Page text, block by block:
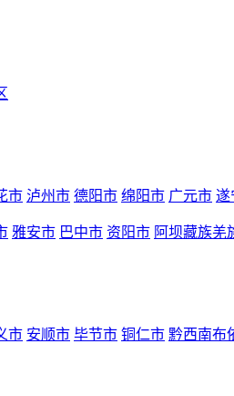
市 泸州市 德阳市 绵阳市 广元市 遂
雅安市 巴中市 资阳市 阿坝藏族羌
市 安顺市 毕节市 铜仁市 黔西南布